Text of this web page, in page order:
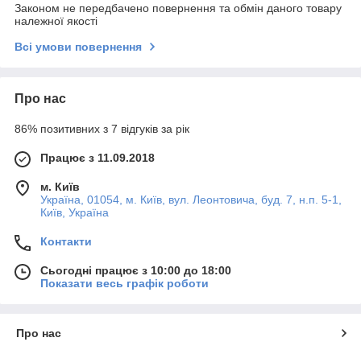
Законом не передбачено повернення та обмін даного товару
належної якості
Всі умови повернення
Про нас
86% позитивних з 7 відгуків за рік
Працює з 11.09.2018
м. Київ
Україна, 01054, м. Київ, вул. Леонтовича, буд. 7, н.п. 5-1,
Київ, Україна
Контакти
Сьогодні працює з 10:00 до 18:00
Показати весь графік роботи
Про нас